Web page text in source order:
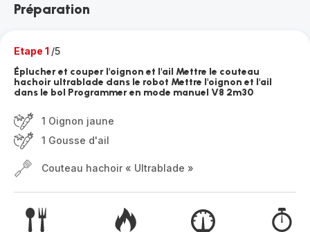
Préparation
Etape 1 /5
Éplucher et couper l'oignon et l'ail Mettre le couteau
hachoir ultrablade dans le robot Mettre l'oignon et l'ail
dans le bol Programmer en mode manuel V8 2m30
1 Oignon jaune
1 Gousse d'ail
Couteau hachoir « Ultrablade »